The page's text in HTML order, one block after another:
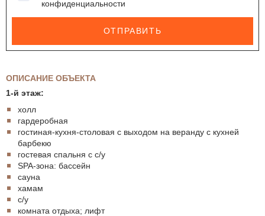
ОПИСАНИЕ ОБЪЕКТА
1-й этаж:
холл
гардеробная
гостиная-кухня-столовая с выходом на веранду с кухней
барбекю
гостевая спальня с с/у
SPA-зона: басcейн
сауна
хамам
с/у
комната отдыха; лифт
конфиденциальности
ОТПРАВИТЬ